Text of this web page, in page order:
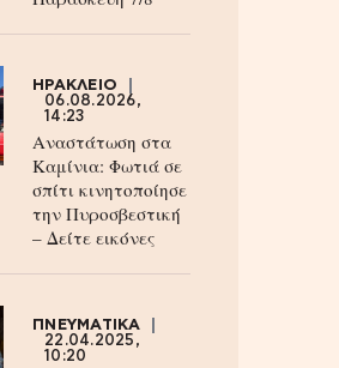
ΗΡΑΚΛΕΙΟ
06.08.2026,
14:23
Αναστάτωση στα
Καμίνια: Φωτιά σε
σπίτι κινητοποίησε
την Πυροσβεστική
– Δείτε εικόνες
ΠΝΕΥΜΑΤΙΚΑ
22.04.2025,
10:20